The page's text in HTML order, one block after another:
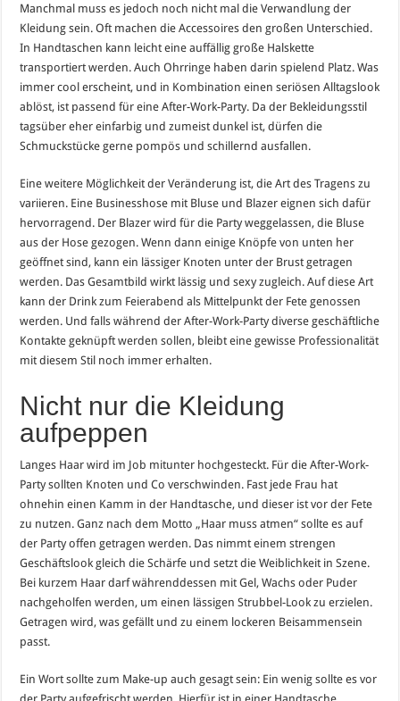
Manchmal muss es jedoch noch nicht mal die Verwandlung der
Kleidung sein. Oft machen die Accessoires den großen Unterschied.
In Handtaschen kann leicht eine auffällig große Halskette
transportiert werden. Auch Ohrringe haben darin spielend Platz. Was
immer cool erscheint, und in Kombination einen seriösen Alltagslook
ablöst, ist passend für eine After-Work-Party. Da der Bekleidungsstil
tagsüber eher einfarbig und zumeist dunkel ist, dürfen die
Schmuckstücke gerne pompös und schillernd ausfallen.
Eine weitere Möglichkeit der Veränderung ist, die Art des Tragens zu
variieren. Eine Businesshose mit Bluse und Blazer eignen sich dafür
hervorragend. Der Blazer wird für die Party weggelassen, die Bluse
aus der Hose gezogen. Wenn dann einige Knöpfe von unten her
geöffnet sind, kann ein lässiger Knoten unter der Brust getragen
werden. Das Gesamtbild wirkt lässig und sexy zugleich. Auf diese Art
kann der Drink zum Feierabend als Mittelpunkt der Fete genossen
werden. Und falls während der After-Work-Party diverse geschäftliche
Kontakte geknüpft werden sollen, bleibt eine gewisse Professionalität
mit diesem Stil noch immer erhalten.
Nicht nur die Kleidung
aufpeppen
Langes Haar wird im Job mitunter hochgesteckt. Für die After-Work-
Party sollten Knoten und Co verschwinden. Fast jede Frau hat
ohnehin einen Kamm in der Handtasche, und dieser ist vor der Fete
zu nutzen. Ganz nach dem Motto „Haar muss atmen“ sollte es auf
der Party offen getragen werden. Das nimmt einem strengen
Geschäftslook gleich die Schärfe und setzt die Weiblichkeit in Szene.
Bei kurzem Haar darf währenddessen mit Gel, Wachs oder Puder
nachgeholfen werden, um einen lässigen Strubbel-Look zu erzielen.
Getragen wird, was gefällt und zu einem lockeren Beisammensein
passt.
Ein Wort sollte zum Make-up auch gesagt sein: Ein wenig sollte es vor